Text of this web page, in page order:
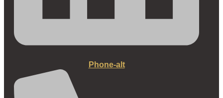
Phone-alt